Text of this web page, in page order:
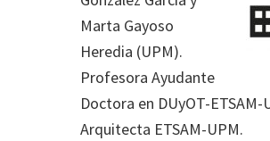
Marta Gayoso
Heredia (UPM).
Profesora Ayudante
Doctora en DUyOT-ETSAM-
Arquitecta ETSAM-UPM.